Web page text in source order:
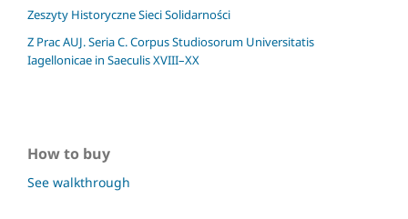
Zeszyty Historyczne Sieci Solidarności
Z Prac AUJ. Seria C. Corpus Studiosorum Universitatis
Iagellonicae in Saeculis XVIII–XX
How to buy
See walkthrough